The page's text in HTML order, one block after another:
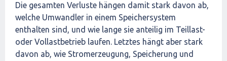
Die gesamten Verluste hängen damit stark davon ab,
welche Umwandler in einem Speichersystem
enthalten sind, und wie lange sie anteilig im Teillast-
oder Vollastbetrieb laufen. Letztes hängt aber stark
davon ab, wie Stromerzeugung, Speicherung und